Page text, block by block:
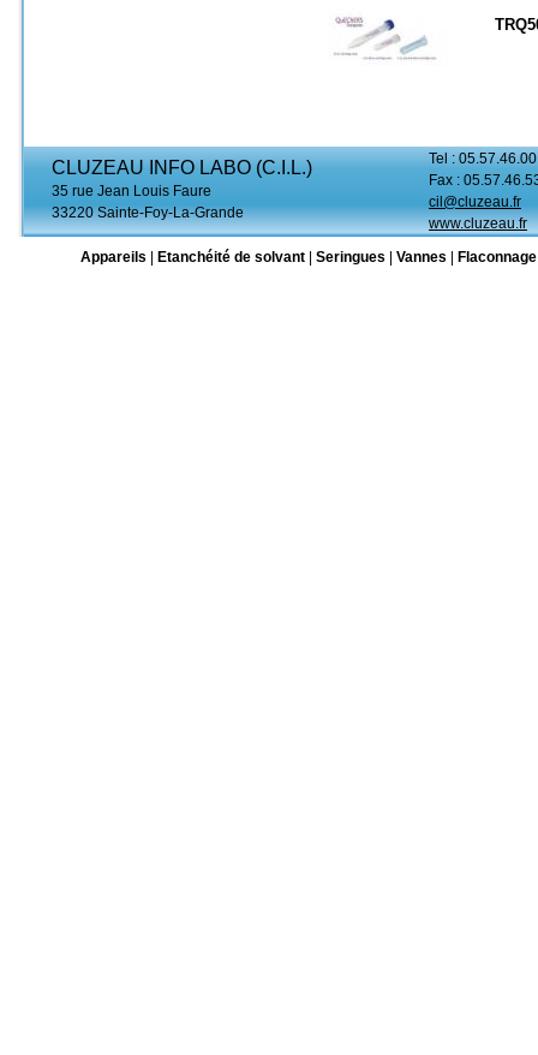
CLUZEAU INFO LABO (C.I.L.)
35 rue Jean Louis Faure
33220 Sainte-Foy-La-Grande
Tel :
Fax :
cil@cluzeau.fr
www.cluzeau.fr
Appareils
Etanchéité de solvant Seringues Vannes Flaconnage